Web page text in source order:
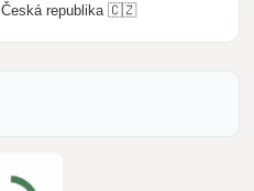
Česká republika 🇨🇿